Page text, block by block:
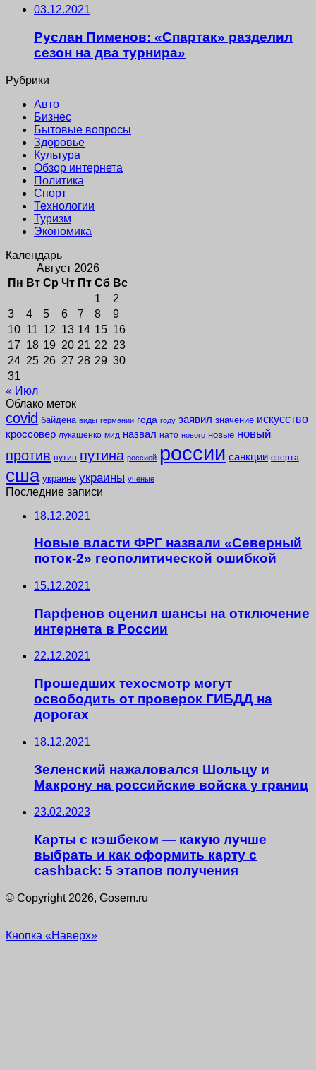
03.12.2021
Руслан Пименов: «Спартак» разделил
сезон на два турнира»
Рубрики
Авто
Бизнес
Бытовые вопросы
Здоровье
Культура
Обзор интернета
Политика
Спорт
Технологии
Туризм
Экономика
Календарь
Август 2026
Пн Вт Ср Чт Пт Сб Вс
1
2
3
4 5 6 7 8
9
10 11 12 13 14 15 16
17 18 19 20 21 22 23
24 25 26 27 28 29 30
31
« Июл
Облако меток
covid байдена виды германии года году заявил значение искусство
кроссовер лукашенко мид назвал нато нового новые новый
против путин путина россией россии санкции спорта
сша украине украины ученые
Последние записи
18.12.2021
Новые власти ФРГ назвали «Северный
поток-2» геополитической ошибкой
15.12.2021
Парфенов оценил шансы на отключение
интернета в России
22.12.2021
Прошедших техосмотр могут
освободить от проверок ГИБДД на
дорогах
18.12.2021
Зеленский нажаловался Шольцу и
Макрону на российские войска у границ
23.02.2023
Карты с кэшбеком — какую лучше
выбрать и как оформить карту с
cashback: 5 этапов получения
© Copyright 2026, Gosem.ru
Кнопка «Наверх»